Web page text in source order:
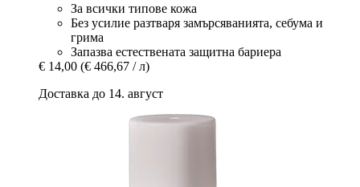
За всички типове кожа
Без усилие разтваря замърсяванията, себума и
грима
Запазва естествената защитна бариера
€ 14,00 (€ 466,67 / л)
Доставка до 14. август